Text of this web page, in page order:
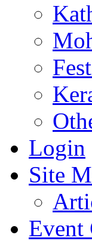
Login
Site
Event